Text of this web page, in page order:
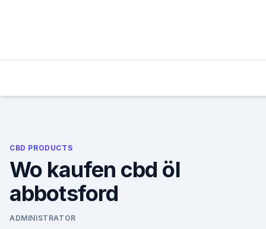
CBD PRODUCTS
Wo kaufen cbd öl
abbotsford
ADMINISTRATOR